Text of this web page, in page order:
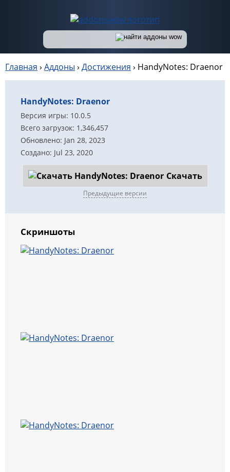
Главная › Аддоны › Достижения › HandyNotes: Draenor
HandyNotes: Draenor
Версия игры: 10.0.5
Всего загрузок: 1,346,457
Обновлено: Jan 28, 2023
Создано: Jul 23, 2020
Скачать
Предыдущие версии
Скриншоты